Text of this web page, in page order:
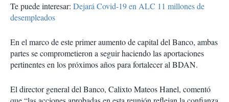
Te puede interesar: Dejará Covid-19 en ALC 11 millones de
desempleados
En el marco de este primer aumento de capital del Banco, ambas
partes se comprometieron a seguir haciendo las aportaciones
pertinentes en los próximos años para fortalecer al BDAN.
El director general del Banco, Calixto Mateos Hanel, comentó